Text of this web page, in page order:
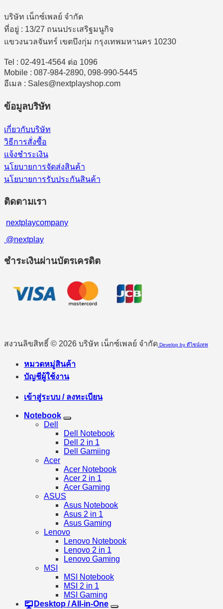
บริษัท เน็กซ์เพลย์ จำกัด
ที่อยู่ : 13/27 ถนนประเสริฐมนูกิจ
แขวงนวลจันทร์ เขตบึงกุ่ม กรุงเทพมหานคร 10230
Tel : 02-491-4564 ต่อ 1096
Mobile : 087-984-2890, 098-990-5445
อีเมล : Sales@nextplayshop.com
ข้อมูลบริษัท
เกี่ยวกับบริษัท
วิธีการสั่งซื้อ
แจ้งชำระเงิน
นโยบายการจัดส่งสินค้า
นโยบายการรับประกันสินค้า
ติดตามเรา
nextplaycompany
@nextplay
ชำระเงินผ่านบัตรเครดิต
สงวนลิขสิทธิ์ © 2026 บริษัท เน็กซ์เพลย์ จำกัด Develop by ดีไซน์เทพ
หมวดหมู่สินค้า
บัญชีผู้ใช้งาน
เข้าสู่ระบบ / ลงทะเบียน
Notebook
Dell
Dell Notebook
Dell 2 in 1
Dell Gamiing
Acer
Acer Notebook
Acer 2 in 1
Acer Gaming
ASUS
Asus Notebook
Asus 2 in 1
Asus Gaming
Lenovo
Lenovo Notebook
Lenovo 2 in 1
Lenovo Gaming
MSI
MSI Notebook
MSI 2 in 1
MSI Gaming
Desktop / All-in-One